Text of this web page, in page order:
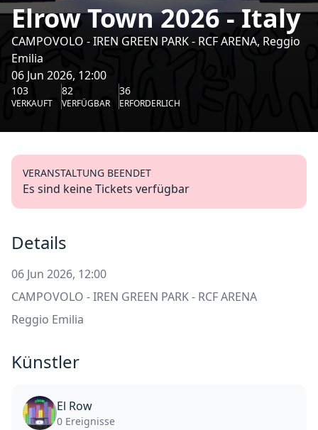
Elrow Town 2026 - Italy
CAMPOVOLO - IREN GREEN PARK - RCF ARENA, Reggio
Emilia
06 Jun 2026, 12:00
103
VERKAUFT
82
VERFÜGBAR
36
ERFORDERLICH
VERANSTALTUNG BEENDET
Es sind keine Tickets verfügbar
Details
06 Jun 2026, 12:00
CAMPOVOLO - IREN GREEN PARK - RCF ARENA
Reggio Emilia
Künstler
El Row
0 Ereignisse